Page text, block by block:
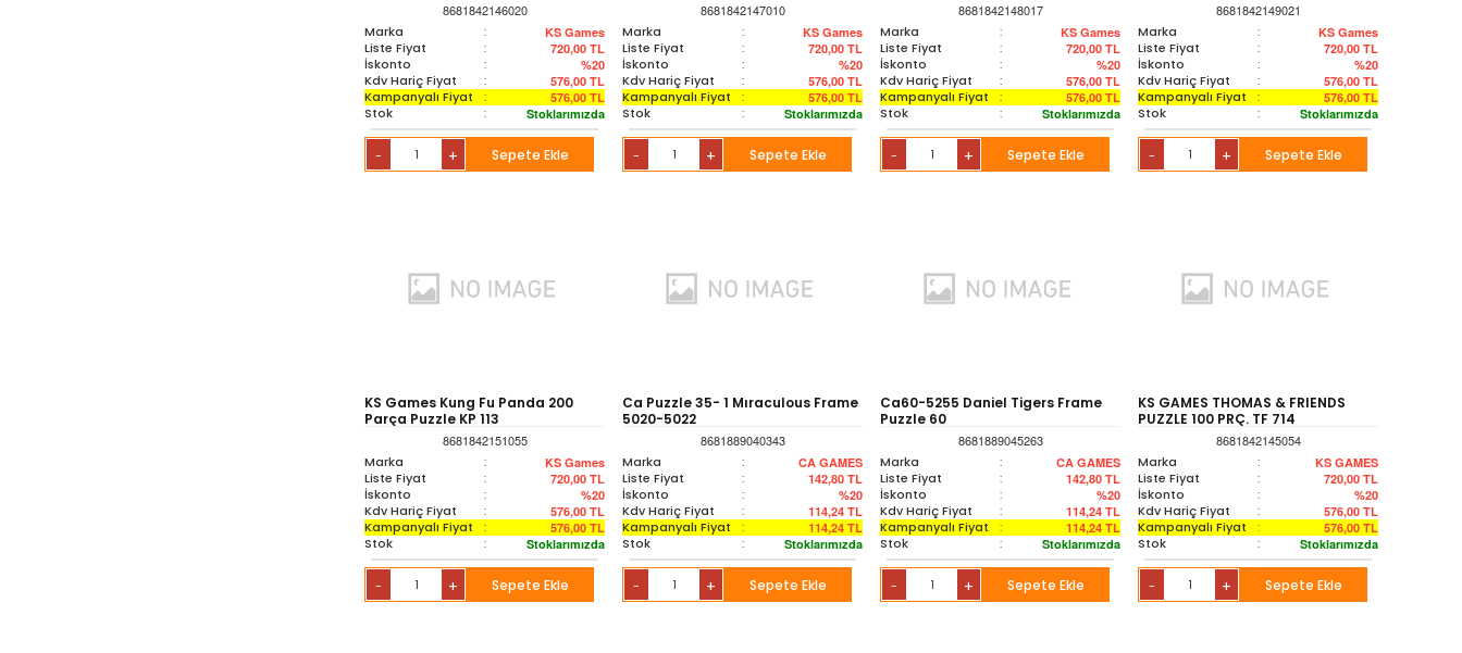
8681842146020
Marka
: KS Games
Liste Fiyat : 720,00 TL
İskonto : %20
Kdv Hariç Fiyat : 576,00 TL
Kampanyalı Fiyat : 576,00 TL
Stok : Stoklarımızda
- + Sepete Ekle
8681842147010
Marka
: KS Games
Liste Fiyat : 720,00 TL
İskonto : %20
Kdv Hariç Fiyat : 576,00 TL
Kampanyalı Fiyat : 576,00 TL
Stok : Stoklarımızda
- + Sepete Ekle
8681842148017
Marka
: KS Games
Liste Fiyat : 720,00 TL
İskonto : %20
Kdv Hariç Fiyat : 576,00 TL
Kampanyalı Fiyat : 576,00 TL
Stok : Stoklarımızda
- + Sepete Ekle
8681842149021
Marka
: KS Games
Liste Fiyat : 720,00 TL
İskonto : %20
Kdv Hariç Fiyat : 576,00 TL
Kampanyalı Fiyat : 576,00 TL
Stok : Stoklarımızda
- + Sepete Ekle
KS Games Kung Fu Panda 200
Parça Puzzle KP 113
8681842151055
Marka
: KS Games
Liste Fiyat : 720,00 TL
İskonto : %20
Kdv Hariç Fiyat : 576,00 TL
Kampanyalı Fiyat : 576,00 TL
Stok : Stoklarımızda
- + Sepete Ekle
Ca Puzzle 35- 1 Mıraculous Frame
5020-5022
8681889040343
Marka
: CA GAMES
Liste Fiyat : 142,80 TL
İskonto : %20
Kdv Hariç Fiyat : 114,24 TL
Kampanyalı Fiyat : 114,24 TL
Stok : Stoklarımızda
- + Sepete Ekle
Ca60-5255 Daniel Tigers Frame
Puzzle 60
8681889045263
Marka
: CA GAMES
Liste Fiyat : 142,80 TL
İskonto : %20
Kdv Hariç Fiyat : 114,24 TL
Kampanyalı Fiyat : 114,24 TL
Stok : Stoklarımızda
- + Sepete Ekle
KS GAMES THOMAS & FRIENDS
PUZZLE 100 PRÇ. TF 714
8681842145054
Marka
: KS GAMES
Liste Fiyat : 720,00 TL
İskonto : %20
Kdv Hariç Fiyat : 576,00 TL
Kampanyalı Fiyat : 576,00 TL
Stok : Stoklarımızda
- + Sepete Ekle